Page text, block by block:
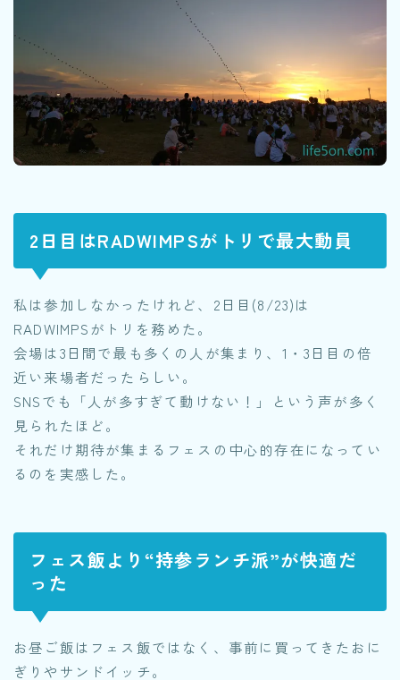
2日目はRADWIMPSがトリで最大動員
私は参加しなかったけれど、2日目(8/23)は
RADWIMPSがトリを務めた。
会場は3日間で最も多くの人が集まり、1・3日目の倍
近い来場者だったらしい。
SNSでも「人が多すぎて動けない！」という声が多く
見られたほど。
それだけ期待が集まるフェスの中心的存在になってい
るのを実感した。
フェス飯より“持参ランチ派”が快適だ
った
お昼ご飯はフェス飯ではなく、事前に買ってきたおに
ぎりやサンドイッチ。